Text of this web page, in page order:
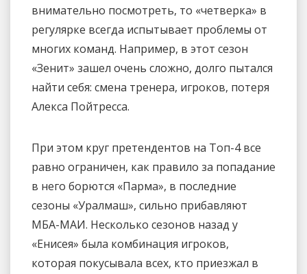
внимательно посмотреть, то «четверка» в
регулярке всегда испытывает проблемы от
многих команд. Например, в этот сезон
«Зенит» зашел очень сложно, долго пытался
найти себя: смена тренера, игроков, потеря
Алекса Пойтресса.
При этом круг претендентов на Топ-4 все
равно ограничен, как правило за попадание
в него борются «Парма», в последние
сезоны «Уралмаш», сильно прибавляют
МБА-МАИ. Несколько сезонов назад у
«Енисея» была комбинация игроков,
которая покусывала всех, кто приезжал в